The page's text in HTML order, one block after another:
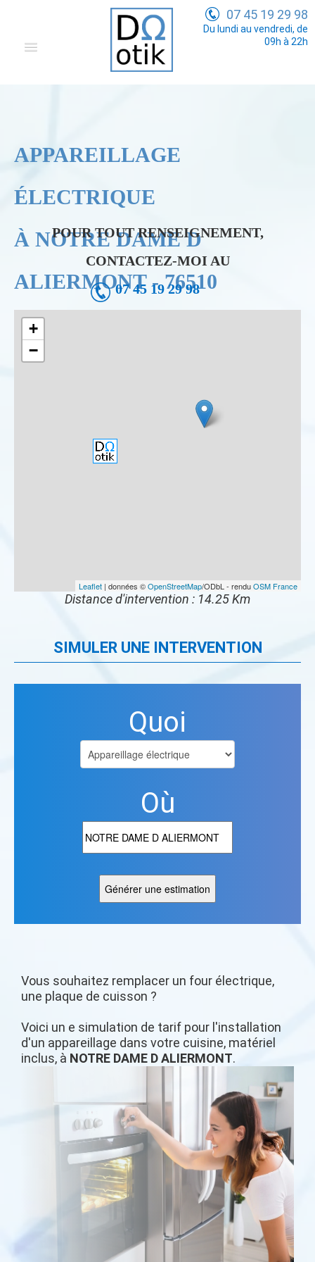
07 45 19 29 98
Du lundi au vendredi, de
09h à 22h
APPAREILLAGE
ÉLECTRIQUE
À NOTRE DAME D
ALIERMONT - 76510
POUR TOUT RENSEIGNEMENT,
CONTACTEZ-MOI AU
07 45 19 29 98
+
−
Leaflet | données ©OpenStreetMap/ODbL - renduOSM France
Distance d'intervention : 14.25 Km
SIMULER UNE INTERVENTION
Quoi
Où
Vous souhaitez remplacer un four électrique,
une plaque de cuisson ?
Voici un e simulation de tarif pour l'installation
d'un appareillage dans votre cuisine, matériel
inclus, à NOTRE DAME D ALIERMONT.